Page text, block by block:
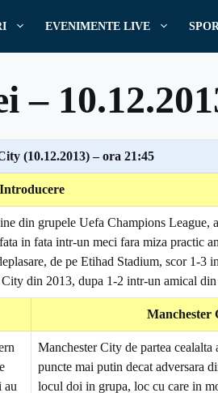
EVENIMENTE LIVE
–
dePariuri
2013 Meciul Zilei
(10.12.2013) – ora 21:45
Introducere
din grupele Uefa Champions League,
in fata intr-un meci fara miza practic
de pe Etihad Stadium, scor 1-3
din 2013, dupa 1-2 intr-un amical din
Manchester
au
Manchester City de partea cealalta
puncte mai putin decat adversara
locul doi in grupa, loc cu care in